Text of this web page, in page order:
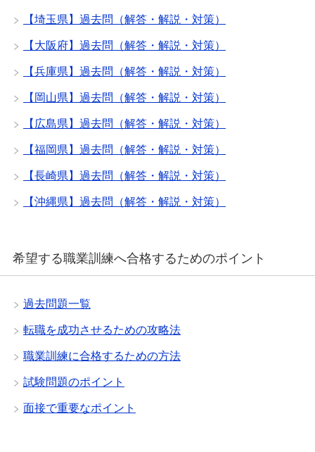
【埼玉県】過去問（解答・解説・対策）
【大阪府】過去問（解答・解説・対策）
【兵庫県】過去問（解答・解説・対策）
【岡山県】過去問（解答・解説・対策）
【広島県】過去問（解答・解説・対策）
【福岡県】過去問（解答・解説・対策）
【長崎県】過去問（解答・解説・対策）
【沖縄県】過去問（解答・解説・対策）
希望する職業訓練へ合格するためのポイント
過去問題一覧
転職を成功させるための攻略法
職業訓練に合格するための方法
試験問題のポイント
面接で重要なポイント